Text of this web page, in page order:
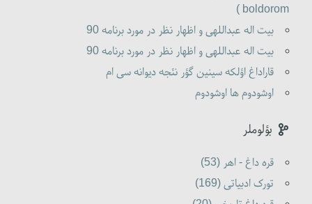
boldorom )
بیت اله عبداللهی و اظهار نظر در مورد برنامه 90
بیت اله عبداللهی و اظهار نظر در مورد برنامه 90
قاراداغ اؤلکه سینین گؤر نئجه دیوانه سی ام
اوشودوم ها اوشودوم
بؤلوملر
قره داغ - اهر (53)
تورک ادبیاتی (169)